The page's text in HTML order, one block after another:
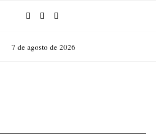
7 de agosto de 2026